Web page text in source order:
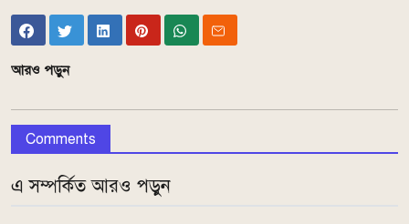
আরও পড়ুন
Comments
এ সম্পর্কিত আরও পড়ুন